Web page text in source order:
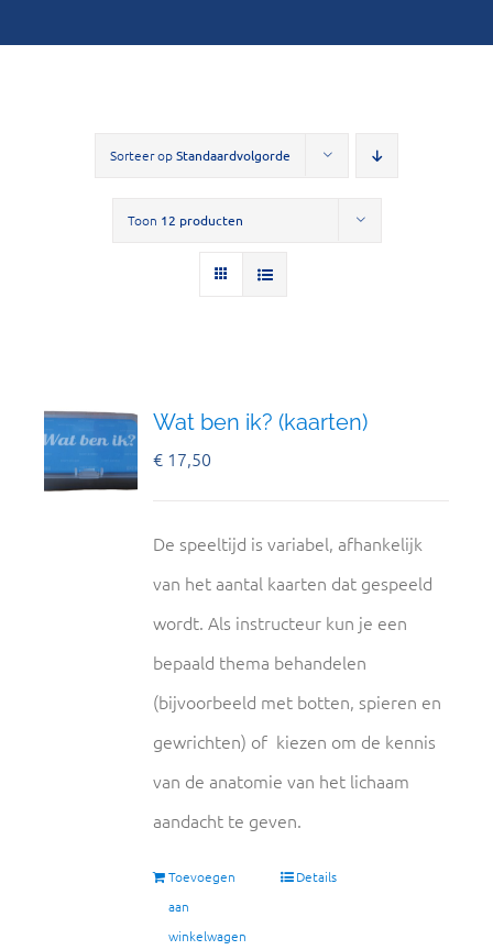
Sorteer opStandaardvolgorde
Toon 12 producten
Wat ben ik? (kaarten)
€ 17,50
De speeltijd is variabel, afhankelijk
van het aantal kaarten dat gespeeld
wordt. Als instructeur kun je een
bepaald thema behandelen
(bijvoorbeeld met botten, spieren en
gewrichten) of kiezen om de kennis
van de anatomie van het lichaam
aandacht te geven.
Toevoegen
aan
winkelwagen
Details